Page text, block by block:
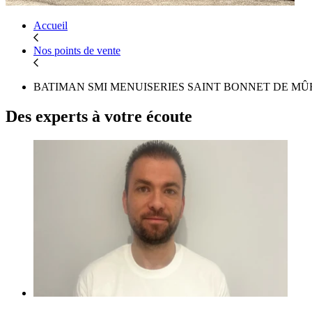
Accueil
Nos points de vente
BATIMAN SMI MENUISERIES SAINT BONNET DE
Des experts à votre écoute